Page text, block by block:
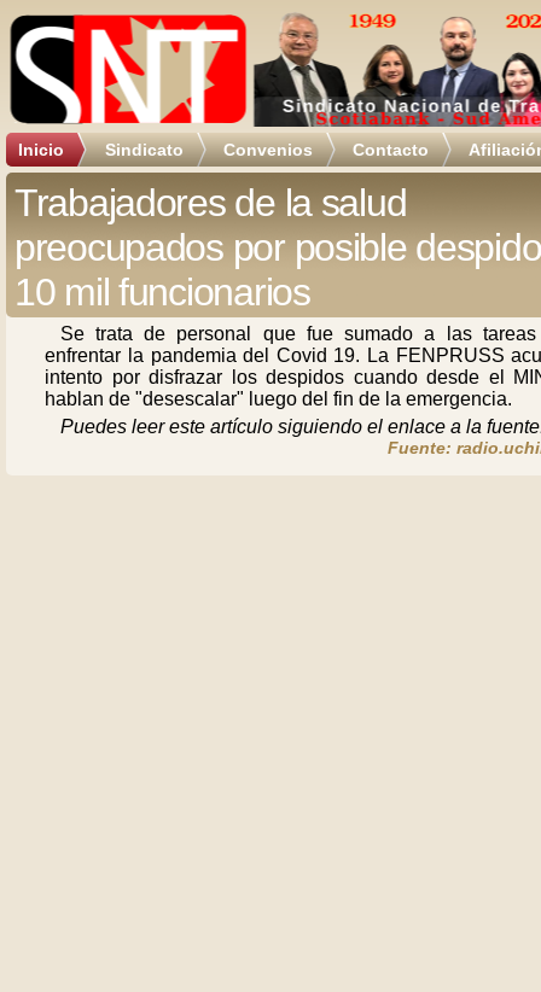
Inicio Sindicato Convenios Contacto
Trabajadores de la salud
preocupados por posible
10 mil funcionarios
Se trata de personal que fue sumado a las tareas
enfrentar la pandemia del Covid 19. La FENPRUSS
intento por disfrazar los despidos cuando desde el
hablan de "desescalar" luego del fin de la emergencia.
Puedes leer este artículo siguiendo el enlace a la
Fuente: